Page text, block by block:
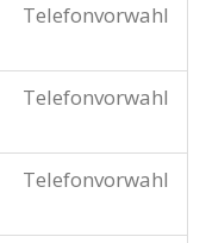
Telefonvorwahl
Telefonvorwahl
Telefonvorwahl